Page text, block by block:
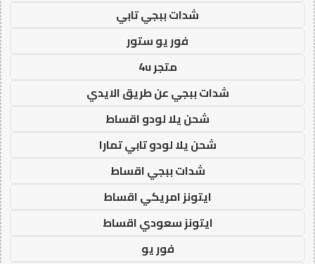
شدات ببجي تابي
فور يو ستور
متجر 4u
شدات ببجي عن طريق الايدي
شحن يلا لودو اقساط
شحن يلا لودو تابي تمارا
شدات ببجي اقساط
ايتونز امريكي اقساط
ايتونز سعودي اقساط
فور يو